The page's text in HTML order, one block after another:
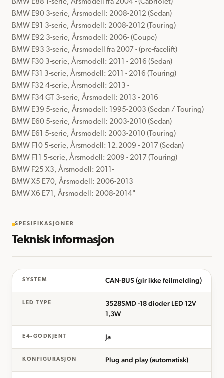
BMW E88 1-serie, Årsmodell fra 2004 - (Cabriolet)
BMW E90 3-serie, Årsmodell: 2008-2012 (Sedan)
BMW E91 3-serie, Årsmodell: 2008-2012 (Touring)
BMW E92 3-serie, Årsmodell: 2006- (Coupe)
BMW E93 3-serie, Årsmodell fra 2007 - (pre-facelift)
BMW F30 3-serie, Årsmodell: 2011 - 2016 (Sedan)
BMW F31 3-serie, Årsmodell: 2011 - 2016 (Touring)
BMW F32 4-serie, Årsmodell: 2013 -
BMW F34 GT 3-serie, Årsmodell: 2013 - 2016
BMW E39 5-serie, Årsmodell: 1995-2003 (Sedan / Touring)
BMW E60 5-serie, Årsmodell: 2003-2010 (Sedan)
BMW E61 5-serie, Årsmodell: 2003-2010 (Touring)
BMW F10 5-serie, Årsmodell: 12.2009 - 2017 (Sedan)
BMW F11 5-serie, Årsmodell: 2009 - 2017 (Touring)
BMW F25 X3, Årsmodell: 2011-
BMW X5 E70, Årsmodell: 2006-2013
BMW X6 E71, Årsmodell: 2008-2014"
SPESIFIKASJONER
Teknisk informasjon
SYSTEM CAN-BUS (gir ikke feilmelding)
LED TYPE
3528SMD -18 dioder LED 12V
1,3W
E4-GODKJENT Ja
KONFIGURASJON Plug and play (automatisk)